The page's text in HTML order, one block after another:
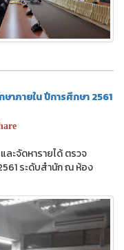
าภายใน ปีการศึกษา 2561
ละจัดหารายได้ ตรวจ
ระดับสำนัก ณ ห้อง